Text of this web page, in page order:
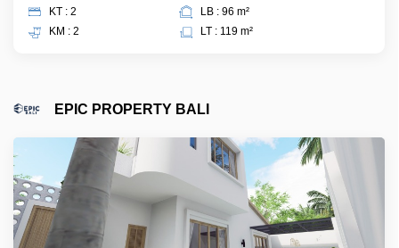
KT : 2
KM : 2
LB : 96 m²
LT : 119 m²
EPIC PROPERTY BALI